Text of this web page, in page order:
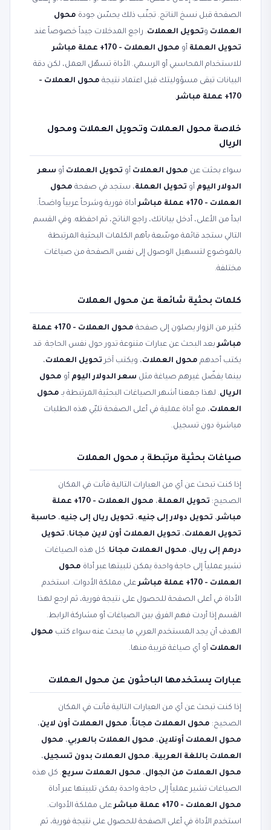
الصفحة قبل نسخ الناتج. تجنّب ذلك يحسّن جودة محول
العملات وتحويل العملات. راجع المدخلات جيداً خصوصاً عند
تحويل العملة أو محول العملات - 170+ عملة مباشر
للاستخدام المحاسبي أو الرسمي. الأداة تسهّل العمل، لكن دقة
البيانات تبقى مسؤوليتك قبل اعتماد نتيجة محول العملات -
170+ عملة مباشر
.
خلاصة محول العملات وتحويل العملات ومحول
الريال
سواء بحثت عن محول العملات أو تحويل العملات أو سعر
الدولار اليوم أو تحويل العملة، ستجد في صفحة محول
العملات - 170+ عملة مباشر
أداة فورية وشرحاً عربياً واضحاً.
ابدأ من الأعلى، أدخل بياناتك، راجع الناتج، ثم احفظه. وفي القسم
التالي ستجد قائمة موسّعة بأهم الكلمات البحثية المرتبطة
بالموضوع لتسهيل الوصول إلى نفس الصفحة من صياغات
مختلفة.
كلمات بحثية شائعة عن محول العملات
كثير من الزوار يصلون إلى صفحة
محول العملات - 170+ عملة
مباشربعد البحث عن عبارات متنوعة تدور حول نفس الحاجة. قد
يكتب أحدهم محول العملات، ويكتب آخر تحويل العملات،
بينما يفضّل غيرهم صياغة مثل سعر الدولار اليوم أو محول
الريال. لهذا جمعنا أشهر الصياغات البحثية المرتبطة بـ محول
العملات، مع أداة عملية في أعلى الصفحة تلبّي هذه الطلبات
مباشرة دون تسجيل.
صياغات بحثية مرتبطة بـ محول العملات
إذا كنت تبحث عن أي من العبارات التالية فأنت في المكان
الصحيح: تحويل العملة،
محول العملات - 170+ عملة
مباشر، تحويل دولار إلى جنيه، تحويل ريال إلى جنيه، حاسبة
تحويل العملات، تحويل العملات أون لاين مجانا، تحويل
درهم إلى ريال، محول العملات مجانا. كل هذه الصياغات
تشير عملياً إلى حاجة واحدة يمكن تلبيتها عبر أداة محول
العملات - 170+ عملة مباشر
على مملكة الأدوات. استخدم
الأداة في أعلى الصفحة للحصول على نتيجة فورية، ثم ارجع لهذا
القسم إذا أردت فهم الفرق بين الصياغات أو مشاركة الرابط.
الهدف أن يجد المستخدم العربي ما يبحث عنه سواء كتب محول
العملات أو أي صياغة قريبة منها.
عبارات يستخدمها الباحثون عن محول العملات
إذا كنت تبحث عن أي من العبارات التالية فأنت في المكان
الصحيح: محول العملات مجاناً، محول العملات أون لاين،
محول العملات أونلاين، محول العملات بالعربي، محول
العملات باللغة العربية، محول العملات بدون تسجيل،
محول العملات من الجوال، محول العملات سريع. كل هذه
الصياغات تشير عملياً إلى حاجة واحدة يمكن تلبيتها عبر أداة
محول العملات - 170+ عملة مباشر
على مملكة الأدوات.
استخدم الأداة في أعلى الصفحة للحصول على نتيجة فورية، ثم